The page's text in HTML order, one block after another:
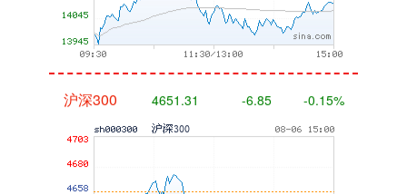
沪深300 4651.31 -6.85 -0.15%